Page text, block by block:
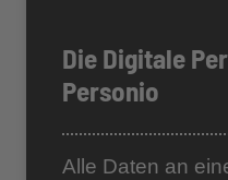
Die Digitale
Personio
Alle Daten an